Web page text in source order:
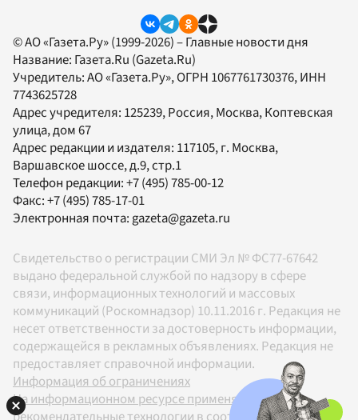
© АО «Газета.Ру» (1999-2026) – Главные новости дня
Название: Газета.Ru (Gazeta.Ru)
Учредитель:АО «Газета.Ру», ОГРН 1067761730376, ИНН
7743625728
Адрес учредителя: 125239, Россия, Москва, Коптевская
улица, дом 67
Адрес редакции и издателя: 117105, г. Москва,
Варшавское шоссе, д.9, стр.1
Телефон редакции:+7 (495) 785-00-12
Факс:+7 (495) 785-17-01
Электронная почта: gazeta@gazeta.ru
Свидетельство о регистрации СМИ Эл № ФС77-67642
выдано федеральной службой по надзору в сфере
связи, информационных технологий и массовых
коммуникаций (Роскомнадзор) 10.11.2016 г. Редакция не
несет ответственности за достоверность информации,
содержащейся в рекламных объявлениях. Редакция не
предоставляет справочной информации.
Информация об ограничениях
На информационном ресурсе применяются